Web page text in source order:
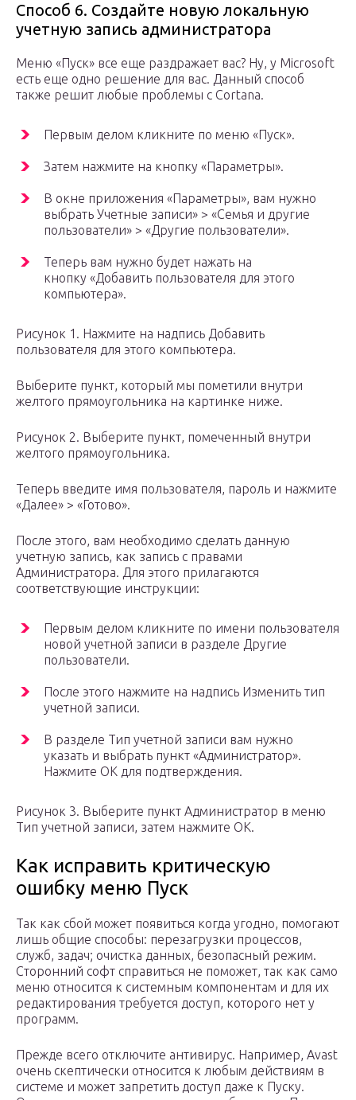
Способ 6. Создайте новую локальную
учетную запись администратора
Меню «Пуск» все еще раздражает вас? Ну, у Microsoft
есть еще одно решение для вас. Данный способ
также решит любые проблемы с Cortana.
Первым делом кликните по меню «Пуск».
Затем нажмите на кнопку «Параметры».
В окне приложения «Параметры», вам нужно
выбрать Учетные записи» > «Семья и другие
пользователи» > «Другие пользователи».
Теперь вам нужно будет нажать на
кнопку «Добавить пользователя для этого
компьютера».
Рисунок 1. Нажмите на надпись Добавить
пользователя для этого компьютера.
Выберите пункт, который мы пометили внутри
желтого прямоугольника на картинке ниже.
Рисунок 2. Выберите пункт, помеченный внутри
желтого прямоугольника.
Теперь введите имя пользователя, пароль и нажмите
«Далее» > «Готово».
После этого, вам необходимо сделать данную
учетную запись, как запись с правами
Администратора. Для этого прилагаются
соответствующие инструкции:
Первым делом кликните по имени пользователя
новой учетной записи в разделе Другие
пользователи.
После этого нажмите на надпись Изменить тип
учетной записи.
В разделе Тип учетной записи вам нужно
указать и выбрать пункт «Администратор».
Нажмите OK для подтверждения.
Рисунок 3. Выберите пункт Администратор в меню
Тип учетной записи, затем нажмите OK.
Как исправить критическую
ошибку меню Пуск
Так как сбой может появиться когда угодно, помогают
лишь общие способы: перезагрузки процессов,
служб, задач; очистка данных, безопасный режим.
Сторонний софт справиться не поможет, так как само
меню относится к системным компонентам и для их
редактирования требуется доступ, которого нет у
программ.
Прежде всего отключите антивирус. Например, Avast
очень скептически относится к любым действиям в
системе и может запретить доступ даже к Пуску.